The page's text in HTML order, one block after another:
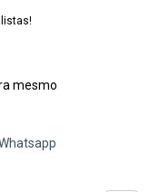
mesmo